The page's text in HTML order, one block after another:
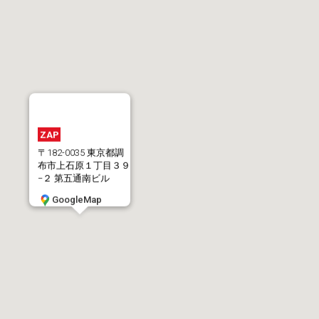
ZAP
〒182-0035 東京都調
布市上石原１丁目３９
−２ 第五通南ビル
GoogleMap